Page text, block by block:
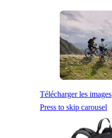
Télécharger les images
Press to skip carousel